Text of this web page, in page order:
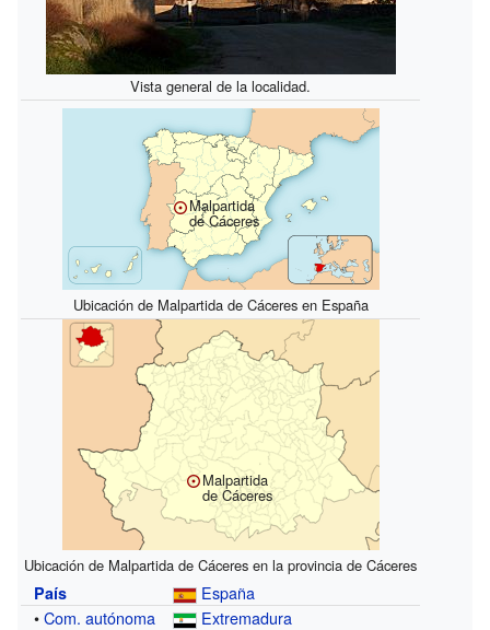
Vista general de la localidad.
Malpartida
de Cáceres
Ubicación de Malpartida de Cáceres en España
Malpartida
de Cáceres
Ubicación de Malpartida de Cáceres en la provincia de Cáceres
País
España
•Com. autónoma
Extremadura